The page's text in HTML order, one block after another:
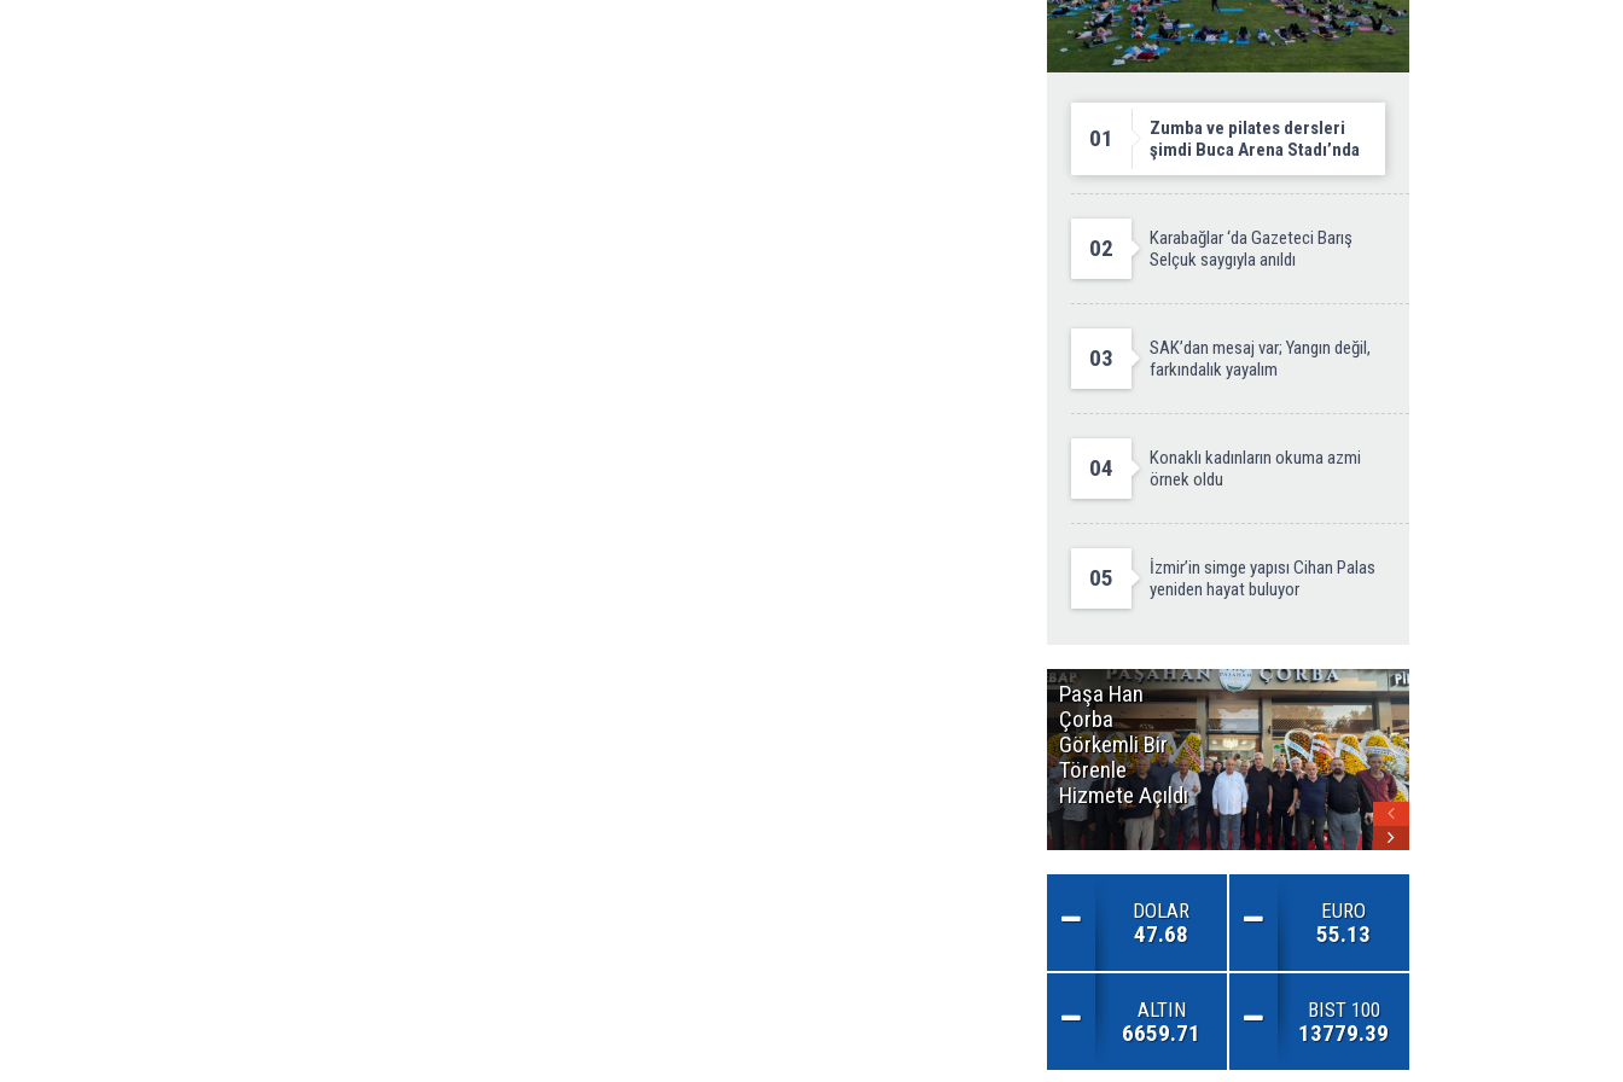
01
Zumba ve pilates dersleri
şimdi Buca Arena Stadı’nda
02
Karabağlar ‘da Gazeteci Barış
Selçuk saygıyla anıldı
03
SAK’dan mesaj var; Yangın değil,
farkındalık yayalım
04
Konaklı kadınların okuma azmi
örnek oldu
05
İzmir’in simge yapısı Cihan Palas
yeniden hayat buluyor
Paşa Han
Çorba
Görkemli Bir
Törenle
Hizmete Açıldı
DOLAR
47.68
EURO
55.13
ALTIN
6659.71
BIST 100
13779.39